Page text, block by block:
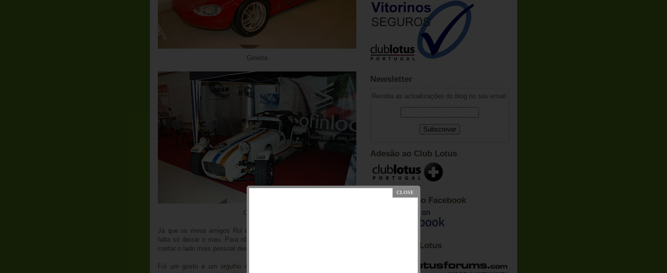
Ginetta
Caterham
Já que os meus amigos Rui e Pedro deixaram aqui o relato deles,
falta só deixar o meu. Para não repetir o que já foi dito, deixem-me
contar o lado mais pessoal desta experiência.
Foi um gosto e um orgulho representar a Lotus e vestir as suas
Newsletter
Receba as actualizações do blog no seu email:
Adesão ao Club Lotus
Club Lotus no Facebook
Fórum Club Lotus